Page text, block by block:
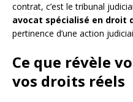
contrat, c’est le tribunal
avocat spécialisé en droit
pertinence d’une action
Ce que révèle
vos droits réels